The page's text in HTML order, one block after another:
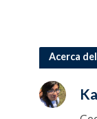
Acerca